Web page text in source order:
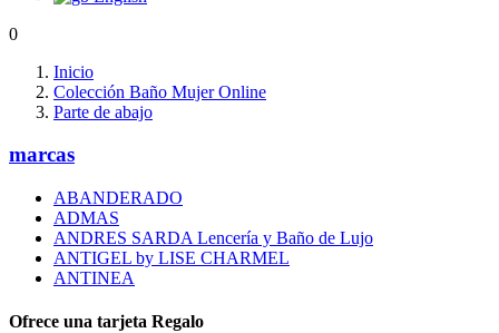
0
Inicio
Colección Baño Mujer Online
Parte de abajo
Clear
MARCAS
ABANDERADO
marcas
ABANDERADO
ADMAS
ANDRES SARDA Lencería y Baño de Lujo
ANTIGEL by LISE CHARMEL
ANTINEA
Ofrece una tarjeta Regalo